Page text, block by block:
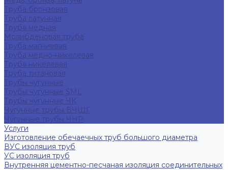
Труба бронзовая
Труба латунная
Труба медная
Молибденовая труба
Труба магниевая
Труба медно-никелевая
Труба никелевая
Труба титановая
Трубы чугунные
Трубы чугунные SML
Трубы чугунные ЧК
Чугунные трубы ВЧШГ
Чугунные трубы ЧНР
Услуги
Изготовление обечаечных труб большого диаметра
ВУС изоляция труб
УС изоляция труб
Внутренняя цементно-песчаная изоляция соединительных